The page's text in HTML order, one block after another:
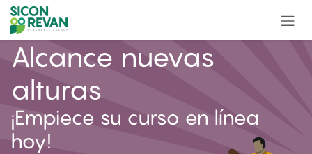
Ir al contenido
Alcance nuevas
alturas
¡Empiece su curso en línea
hoy!